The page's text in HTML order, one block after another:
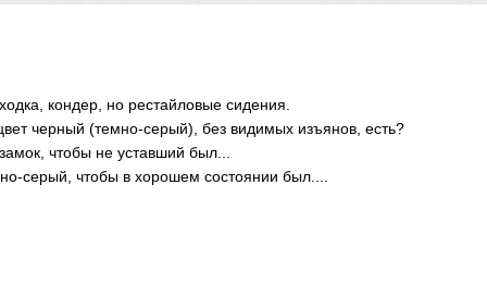
кондер, но рестайловые сидения.
черный (темно-серый), без видимых изъянов, есть?
чтобы не уставший был...
серый, чтобы в хорошем состоянии был....